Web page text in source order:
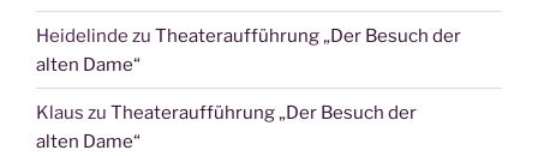
Heidelinde zu Theateraufführung „Der Besuch der
alten Dame“
Klaus zu Theateraufführung „Der Besuch der
alten Dame“